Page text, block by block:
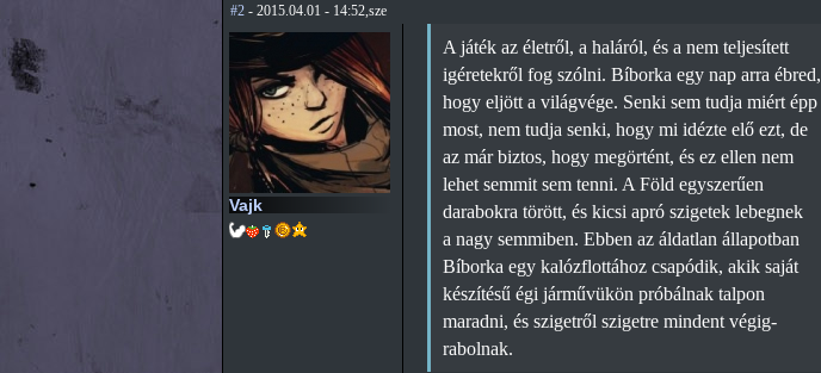
#2- 2015.04.01 - 14:52,sze
Vajk
A játék az életről, a haláról, és a nem teljesített
igéretekről fog szólni. Bíborka egy nap arra ébred,
hogy eljött a világvége. Senki sem tudja miért épp
most, nem tudja senki, hogy mi idézte elő ezt, de
az már biztos, hogy megörtént, és ez ellen nem
lehet semmit sem tenni. A Föld egyszerűen
darabokra törött, és kicsi apró szigetek lebegnek
a nagy semmiben. Ebben az áldatlan állapotban
Bíborka egy kalózflottához csapódik, akik saját
készítésű égi járművükön próbálnak talpon
maradni, és szigetről szigetre mindent végig-
rabolnak.